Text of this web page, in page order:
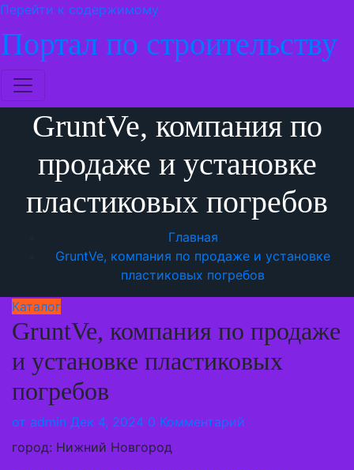
Перейти к содержимому
Портал по строительству
GruntVe, компания по
продаже и установке
пластиковых погребов
Главная
GruntVe, компания по продаже и установке
пластиковых погребов
Каталог
GruntVe, компания по продаже
и установке пластиковых
погребов
от admin Дек 4, 2024 0 Комментарий
город: Нижний Новгород